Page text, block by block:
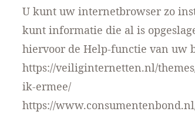
U kunt uw internetbrowser zo
kunt informatie die al is
hiervoor de Help-functie van uw
https://veiliginternetten.nl/
ik-ermee/
https://